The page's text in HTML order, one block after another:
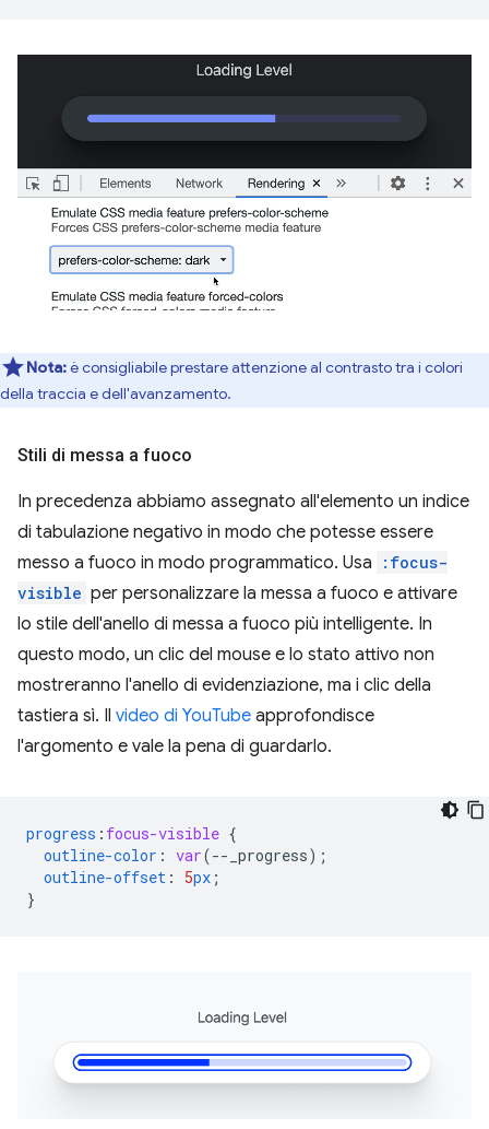
Nota:è consigliabile prestare attenzione al contrasto tra i colori
della traccia e dell'avanzamento.
Stili di messa a fuoco
In precedenza abbiamo assegnato all'elemento un indice
di tabulazione negativo in modo che potesse essere
messo a fuoco in modo programmatico. Usa
:focus-
visible per personalizzare la messa a fuoco e attivare
lo stile dell'anello di messa a fuoco più intelligente. In
questo modo, un clic del mouse e lo stato attivo non
mostreranno l'anello di evidenziazione, ma i clic della
tastiera sì. Il video di YouTube approfondisce
l'argomento e vale la pena di guardarlo.
progress : focus-visible {
outline-color : var(-- _progress);
outline-offset : 5px ;
}